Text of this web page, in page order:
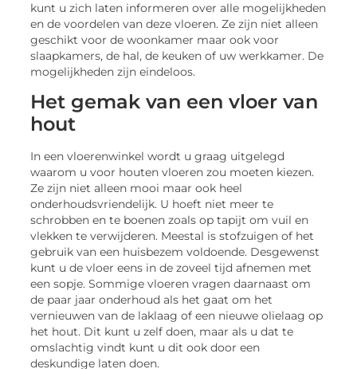
kunt u zich laten informeren over alle mogelijkheden
en de voordelen van deze vloeren. Ze zijn niet alleen
geschikt voor de woonkamer maar ook voor
slaapkamers, de hal, de keuken of uw werkkamer. De
mogelijkheden zijn eindeloos.
Het gemak van een vloer van
hout
In een vloerenwinkel wordt u graag uitgelegd
waarom u voor houten vloeren zou moeten kiezen.
Ze zijn niet alleen mooi maar ook heel
onderhoudsvriendelijk. U hoeft niet meer te
schrobben en te boenen zoals op tapijt om vuil en
vlekken te verwijderen. Meestal is stofzuigen of het
gebruik van een huisbezem voldoende. Desgewenst
kunt u de vloer eens in de zoveel tijd afnemen met
een sopje. Sommige vloeren vragen daarnaast om
de paar jaar onderhoud als het gaat om het
vernieuwen van de laklaag of een nieuwe olielaag op
het hout. Dit kunt u zelf doen, maar als u dat te
omslachtig vindt kunt u dit ook door een
deskundige laten doen.